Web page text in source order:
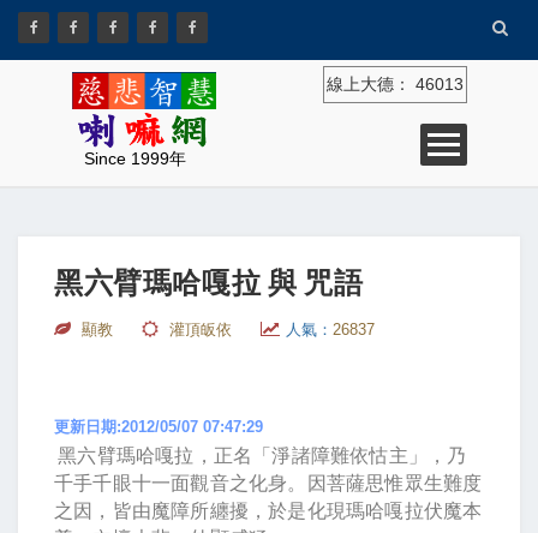
Since 1999年
線上大德： 46013
黑六臂瑪哈嘎拉 與 咒語
顯教 灌頂皈依 人氣： 26837
更新日期:2012/05/07 07:47:29
黑六臂瑪哈嘎拉，正名「淨諸障難依怙主」，乃
千手千眼十一面觀音之化身。因菩薩思惟眾生難度
之因，皆由魔障所纏擾，於是化現瑪哈嘎拉伏魔本